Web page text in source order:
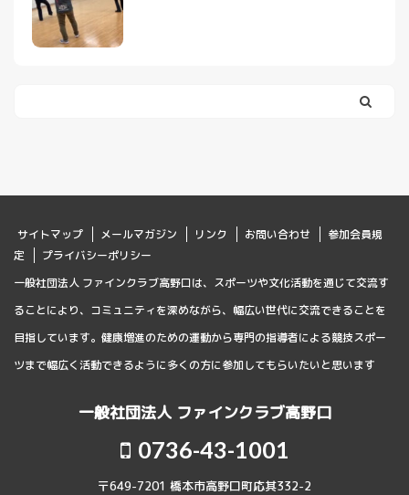
サイトマップ メールマガジン リンク お問い合わせ
参加会員規
定
プライバシーポリシー
一般社団法人 ファインクラブ高野口は、スポーツや文化活動を通じて交流す
ることにより、コミュニティを深めながら、幅広い世代に交流できることを
目指しています。健康増進のための運動から専門の指導者による競技スポー
ツまで幅広く活動できるように多くの方に参加してもらいたいと思います
一般社団法人 ファインクラブ高野口
0736-43-1001
〒649-7201 橋本市高野口町応其332-2